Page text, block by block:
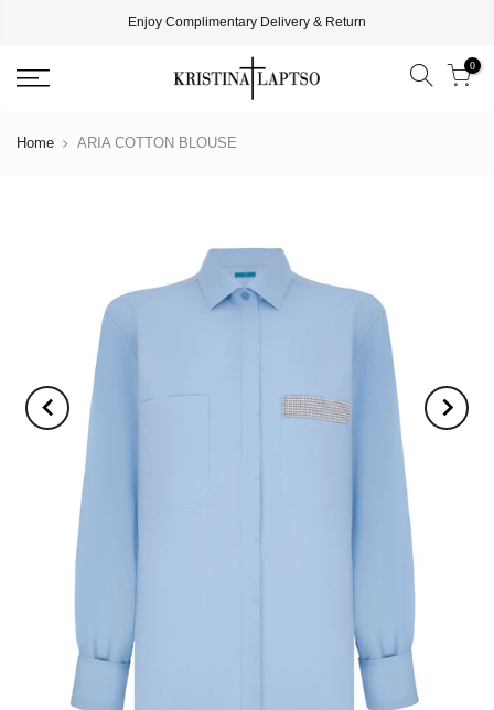
Enjoy Complimentary Delivery & Return
0
Home ARIA COTTON BLOUSE